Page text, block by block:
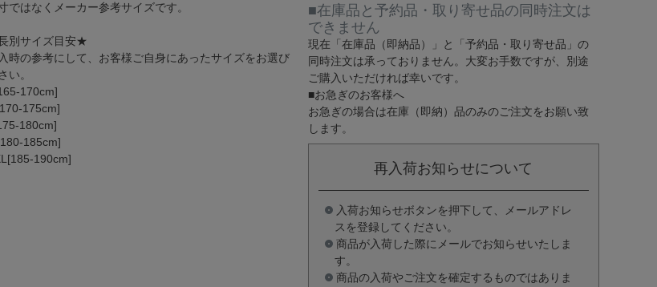
ではなくメーカー参考サイズです。
別サイズ目安★
時の参考にして、お客様ご自身にあったサイズをお選び
い。
170cm]
175cm]
180cm]
185cm]
190cm]
■在庫品と予約品・取り寄せ品の同時注文は
できません
現在 「在庫品（即納品）」 と 「予約品・取り寄せ品」 の
同時注文は承っておりません。大変お手数ですが、別途
ご購入いただければ幸いです。
■お急ぎのお客様へ
お急ぎの場合は在庫（即納）品のみのご注文をお願い致
します。
再入荷お知らせについて
入荷お知らせボタンを押下して、メールアドレ
スを登録してください。
商品が入荷した際にメールでお知らせいたしま
す。
商品の入荷やご注文を確定するものではありま